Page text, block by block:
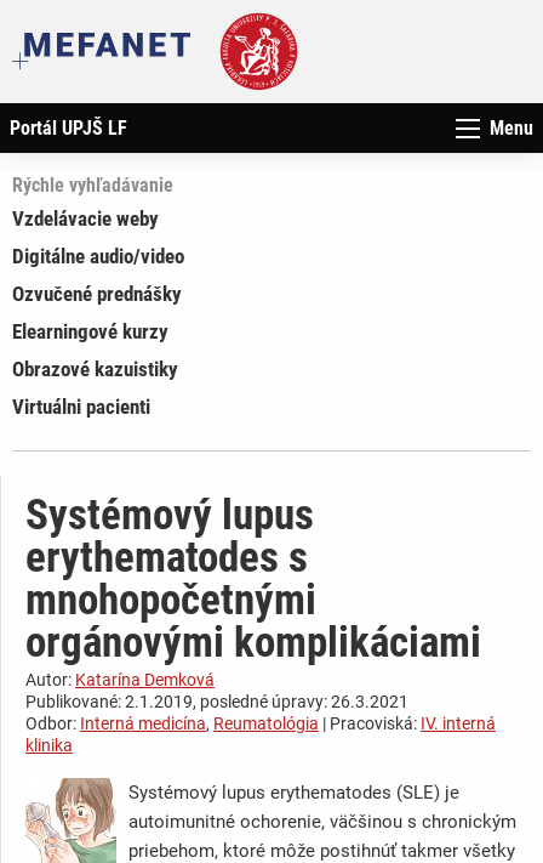
Portál UPJŠ LF Menu
Rýchle vyhľadávanie
Vzdelávacie weby
Digitálne audio/video
Ozvučené prednášky
Elearningové kurzy
Obrazové kazuistiky
Virtuálni pacienti
Systémový lupus
erythematodes s
mnohopočetnými
orgánovými komplikáciami
Autor: Katarína Demková
Publikované: 2.1.2019, posledné úpravy: 26.3.2021
Odbor: Interná medicína, Reumatológia | Pracoviská: IV. interná
klinika
Systémový lupus erythematodes (SLE) je
autoimunitné ochorenie, väčšinou s chronickým
priebehom, ktoré môže postihnúť takmer všetky